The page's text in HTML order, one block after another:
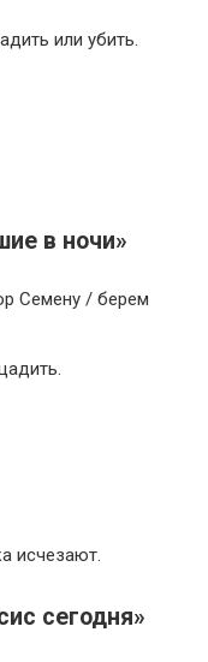
или убить.
в ночи»
Семену / берем
исчезают.
сегодня»